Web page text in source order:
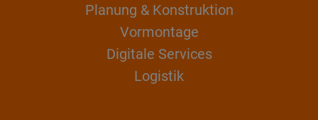
Planung & Konstruktion
Vormontage
Digitale Services
Logistik